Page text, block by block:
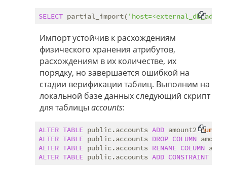
SELECT partial_import(
Импорт устойчив к расхождениям
физического хранения атрибутов,
расхождениям в их количестве, их
порядку, но завершается ошибкой на
стадии верификации таблиц. Выполним на
локальной базе данных следующий скрипт
для таблицы accounts:
ALTER TABLE public.accounts ADD amount2
ALTER TABLE public.accounts DROP COLUMN
ALTER TABLE public.accounts RENAME COLUMN
ALTER TABLE public.accounts ADD CONSTRAINT